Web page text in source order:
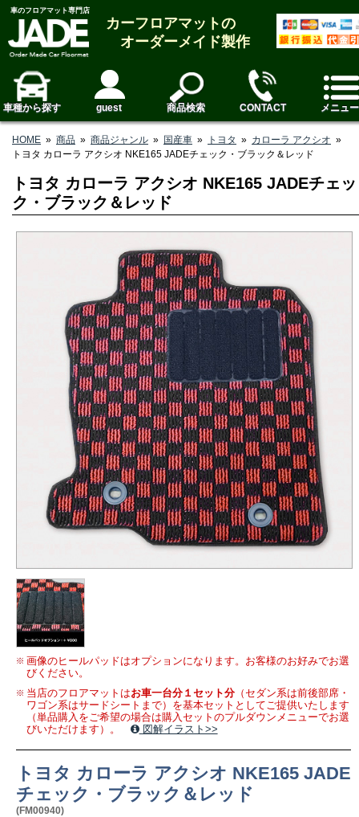
車のフロアマット専門店
カーフロアマットの
オーダーメイド製作
車種から探す guest 商品検索 CONTACT メニュー
HOME » 商品 » 商品ジャンル » 国産車 » トヨタ » カローラ アクシオ »
トヨタ カローラ アクシオ NKE165 JADEチェック・ブラック＆レッド
トヨタ カローラ アクシオ NKE165 JADEチェッ
ク・ブラック＆レッド
画像のヒールパッドはオプションになります。お客様のお好みでお選
びください。
当店のフロアマットはお車一台分１セット分（セダン系は前後部席・
ワゴン系はサードシートまで）を基本セットとしてご提供いたします
（単品購入をご希望の場合は購入セットのプルダウンメニューでお選
びいただけます）。
図解イラスト>>
トヨタ カローラ アクシオ NKE165 JADE
チェック・ブラック＆レッド
(FM00940)